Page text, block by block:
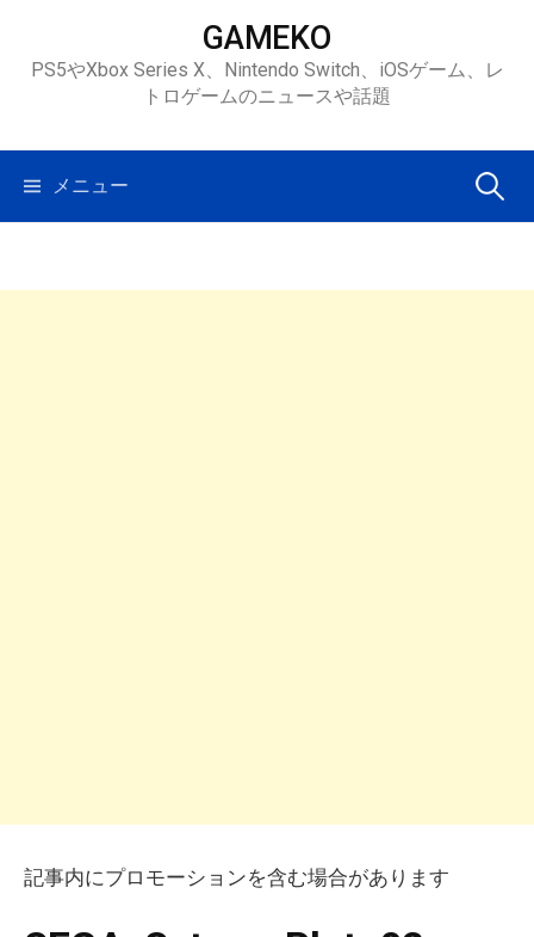
ツ
ス
GAMEKO
PS5やXbox Series X、Nintendo Switch、iOSゲーム、レ
トロゲームのニュースや話題
メニュー 検
記事内にプロモーションを含む場合があります